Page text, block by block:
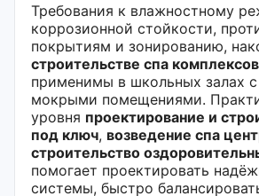
Требования к влажностному
коррозионной стойкости,
покрытиям и зонированию,
строительстве спа комплексов
применимы в школьных залах
мокрыми помещениями.
уровня проектирование и
под ключ, возведение спа
строительство
помогает проектировать
системы, быстро